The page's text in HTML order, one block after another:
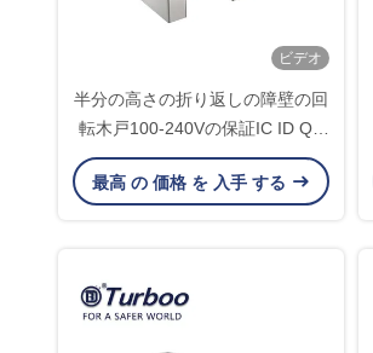
ビデオ
半分の高さの折り返しの障壁の回
転木戸100-240Vの保証IC ID QR
RFIDのカード読取り装置
最高 の 価格 を 入手 する